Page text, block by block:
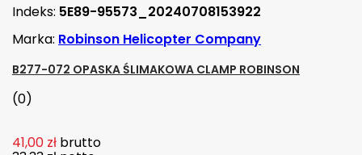
Indeks: 5E89-95573_20240708153922
Marka: Robinson Helicopter Company
B277-072 OPASKA ŚLIMAKOWA CLAMP ROBINSON
(0)
41,00 zł brutto